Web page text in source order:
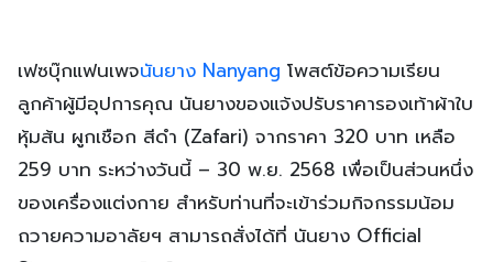
เฟซบุ๊กแฟนเพจนันยาง Nanyang โพสต์ข้อความเรียน
ลูกค้าผู้มีอุปการคุณ นันยางของแจ้งปรับราคารองเท้าผ้าใบ
หุ้มส้น ผูกเชือก สีดำ (Zafari) จากราคา 320 บาท เหลือ
259 บาท ระหว่างวันนี้ – 30 พ.ย. 2568 เพื่อเป็นส่วนหนึ่ง
ของเครื่องแต่งกาย สำหรับท่านที่จะเข้าร่วมกิจกรรมน้อม
ถวายความอาลัยฯ สามารถสั่งได้ที่ นันยาง Official